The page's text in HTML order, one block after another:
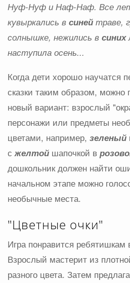
Нуф-Нуф и Наф-Наф. Все
кувыркались в синей траве,
солнышке, нежились в синих
наступила осень...
Когда дети хорошо научатся
сказки таким образом, можно
новый вариант: взрослый
персонажи или предметы
цветами, например, зеленый
сжелтой шапочкой в
дошкольник должен найти
начальном этапе можно
необычные места.
"Цветные очки"
Игра понравится ребятишкам
Взрослый мастерит из
разного цвета. Затем